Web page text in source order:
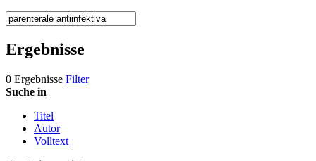
Ergebnisse
0 Ergebnisse Filter
Suche in
Titel
Autor
Volltext